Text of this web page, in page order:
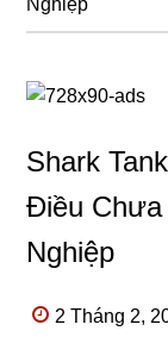
Nghiệp
Shark
Điều
Nghiệp
2 Tháng 2,